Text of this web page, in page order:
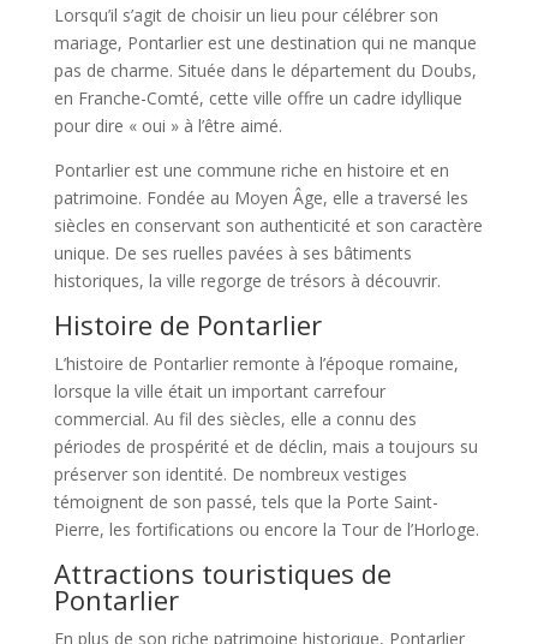
Lorsqu’il s’agit de choisir un lieu pour célébrer son
mariage, Pontarlier est une destination qui ne manque
pas de charme. Située dans le département du Doubs,
en Franche-Comté, cette ville offre un cadre idyllique
pour dire « oui » à l’être aimé.
Pontarlier est une commune riche en histoire et en
patrimoine. Fondée au Moyen Âge, elle a traversé les
siècles en conservant son authenticité et son caractère
unique. De ses ruelles pavées à ses bâtiments
historiques, la ville regorge de trésors à découvrir.
Histoire de Pontarlier
L’histoire de Pontarlier remonte à l’époque romaine,
lorsque la ville était un important carrefour
commercial. Au fil des siècles, elle a connu des
périodes de prospérité et de déclin, mais a toujours su
préserver son identité. De nombreux vestiges
témoignent de son passé, tels que la Porte Saint-
Pierre, les fortifications ou encore la Tour de l’Horloge.
Attractions touristiques de
Pontarlier
En plus de son riche patrimoine historique, Pontarlier